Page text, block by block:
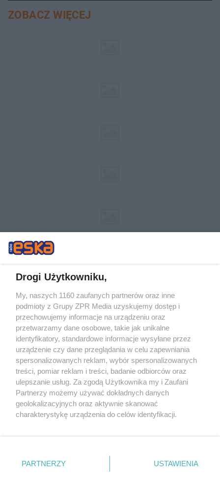
ZOBACZ WIĘCEJ
Żaden utwór zamieszczony w serwisie nie może być powielany i
rozpowszechniany lub dalej rozpowszechniany w jakikolwiek sposób (w
tym także elektroniczny lub mechaniczny) na jakimkolwiek polu
eksploatacji w jakiejkolwiek formie, włącznie z umieszczaniem w
Internecie bez pisemnej zgody właściciela praw. Jakiekolwiek użycie lub
wykorzystanie utworów w całości lub w części z naruszeniem prawa,
tzn. bez właściwej zgody, jest zabronione pod groźbą kary i może być
ścigane prawnie.
Drogi Użytkowniku,
My, naszych 1160 zaufanych partnerów oraz inne
podmioty z Grupy ZPR Media uzyskujemy dostęp i
przechowujemy informacje na urządzeniu oraz
przetwarzamy dane osobowe, takie jak unikalne
identyfikatory, standardowe informacje wysyłane przez
urządzenie czy dane przeglądania w celu zapewniania
spersonalizowanych reklam, wybór spersonalizowanych
treści, pomiar reklam i treści, badanie odbiorców oraz
ulepszanie usług. Za zgodą Użytkownika my i Zaufani
Partnerzy możemy używać dokładnych danych
geolokalizacyjnych oraz aktywnie skanować
charakterystykę urządzenia do celów identyfikacji.
zmienić/wycofać klikając przycisk ustawień prywatności
znajdujący się w lewym dolnym rogu strony
PARTNERZY USTAWIENIA